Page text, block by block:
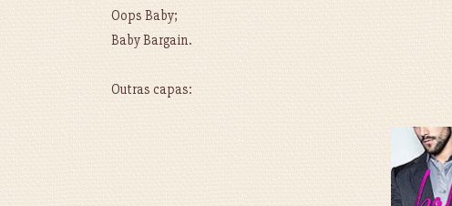
Oops Baby;
Baby Bargain.
Outras capas: